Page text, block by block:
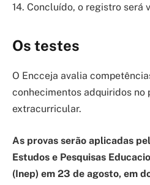
14. Concluído, o registro será
Os testes
O Encceja avalia
conhecimentos adquiridos no
extracurricular.
As provas serão aplicadas
Estudos e Pesquisas
(Inep) em 23 de agosto, em